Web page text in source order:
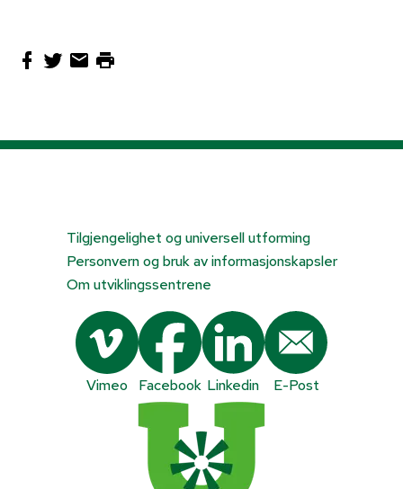
Tilgjengelighet og universell utforming
Personvern og bruk av informasjonskapsler
Om utviklingssentrene
Vimeo Facebook Linkedin E-Post